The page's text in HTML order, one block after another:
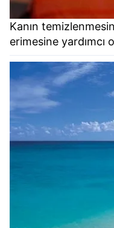
Kanın
erimesine yardımcı